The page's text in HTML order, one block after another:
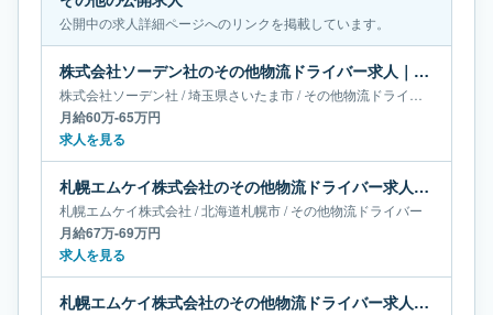
公開中の求人詳細ページへのリンクを掲載しています。
株式会社ソーデン社のその他物流ドライバー求人｜埼玉県さいたま市｜月給60万-65万円
株式会社ソーデン社 /埼玉県さいたま市/その他物流ドライバー
月給60万-65万円
求人を見る
札幌エムケイ株式会社のその他物流ドライバー求人｜北海道札幌市｜月給67万-69万円
札幌エムケイ株式会社 /北海道札幌市/その他物流ドライバー
月給67万-69万円
求人を見る
札幌エムケイ株式会社のその他物流ドライバー求人｜北海道札幌市｜月給65万-68万円